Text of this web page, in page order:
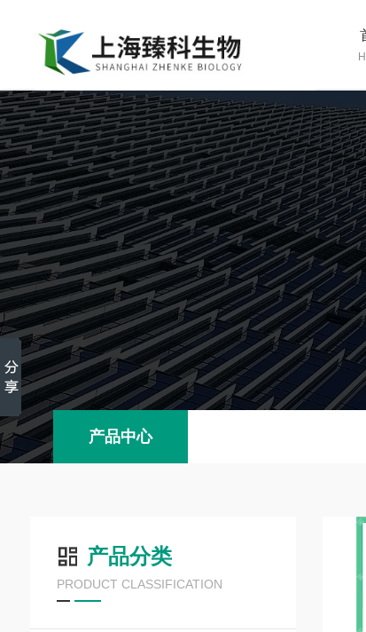
产品中心
产品分类
PRODUCT CLASSIFICATION